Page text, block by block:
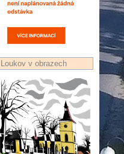
Loukov v obrazech